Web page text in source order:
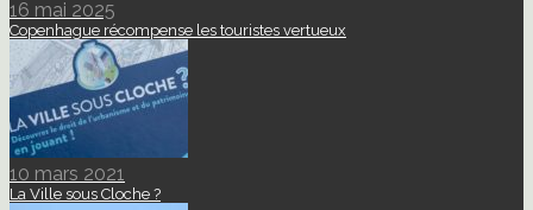
16 mai 2025
Copenhague récompense les touristes vertueux
10 mars 2021
La Ville sous Cloche ?